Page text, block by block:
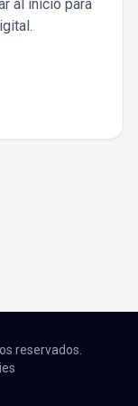
al inicio para
reservados.